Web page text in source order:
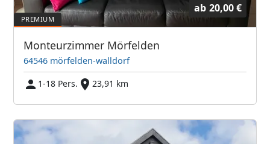
ab 20,00 €
Monteurzimmer Mörfelden
64546 mörfelden-walldorf
1-18 Pers.
23,91 km